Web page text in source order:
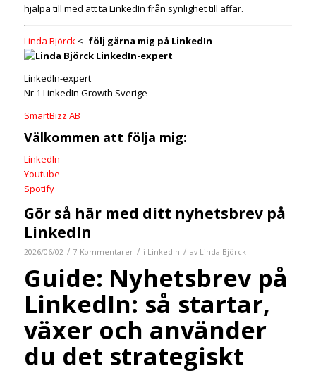
hjälpa till med att ta LinkedIn från synlighet till affär.
Linda Björck <- följ gärna mig på LinkedIn
LinkedIn-expert
Nr 1 LinkedIn Growth Sverige
SmartBizz AB
Välkommen att följa mig:
LinkedIn
Youtube
Spotify
Gör så här med ditt nyhetsbrev på
LinkedIn
2026/06/02 / 7 Kommentarer / i LinkedIn / av Linda Björck
Guide: Nyhetsbrev på
LinkedIn: så startar,
växer och använder
du det strategiskt